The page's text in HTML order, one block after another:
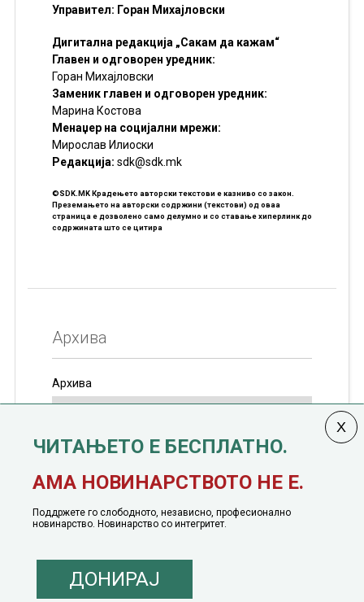
Управител: Горан Михајловски
Дигитална редакција „Сакам да кажам“
Главен и одговорен уредник:
Горан Михајловски
Заменик главен и одговорен уредник:
Марина Костова
Менаџер на социјални мрежи:
Мирослав Илиоски
Редакцијa: sdk@sdk.mk
©SDK.MK Крадењето авторски текстови е казниво со закон.
Преземањето на авторски содржини (текстови) од оваа
страница е дозволено само делумно и со ставање хиперлинк до
содржината што се цитира
Архива
Архива
јануари, 1991 година
ЧИТАЊЕТО Е БЕСПЛАТНО.
АМА НОВИНАРСТВОТО НЕ Е.
Поддржете го слободното, независно, професионално
новинарство. Новинарство со интегритет.
ДОНИРАЈ